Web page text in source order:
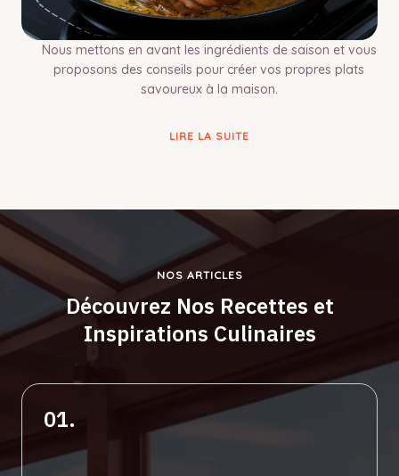
Nous mettons en avant les ingrédients de saison et vous
proposons des conseils pour créer vos propres plats
savoureux à la maison.
LIRE LA SUITE
NOS ARTICLES
Découvrez Nos Recettes et
Inspirations Culinaires
01.